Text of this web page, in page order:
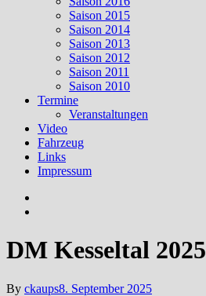
Saison 2015
Saison 2014
Saison 2013
Saison 2012
Saison 2011
Saison 2010
Termine
Veranstaltungen
Video
Fahrzeug
Links
Impressum
DM Kesseltal 2025
By ckaups8. September 2025